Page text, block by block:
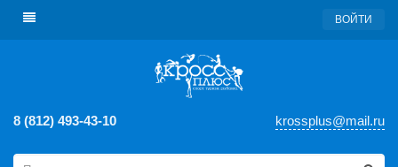
ВОЙТИ
8 (812) 493-43-10 krossplus@mail.ru